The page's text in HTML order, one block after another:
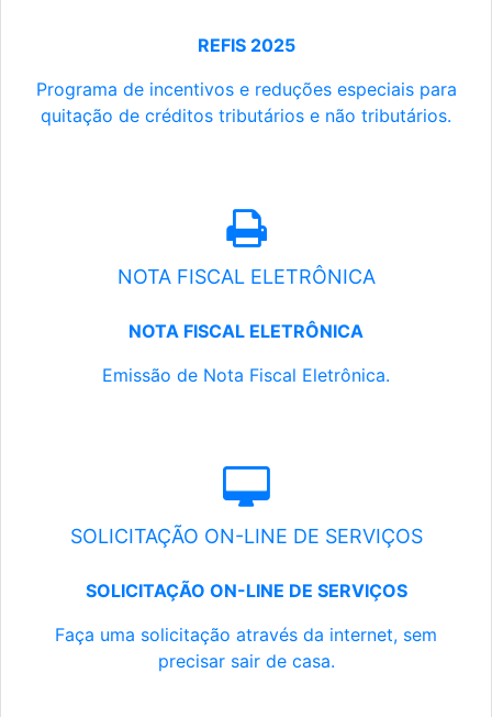
REFIS 2025
Programa de incentivos e reduções especiais para
quitação de créditos tributários e não tributários.
NOTA FISCAL ELETRÔNICA
NOTA FISCAL ELETRÔNICA
Emissão de Nota Fiscal Eletrônica.
SOLICITAÇÃO ON-LINE DE SERVIÇOS
SOLICITAÇÃO ON-LINE DE SERVIÇOS
Faça uma solicitação através da internet, sem
precisar sair de casa.